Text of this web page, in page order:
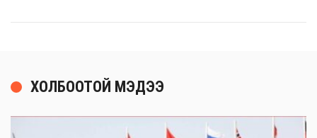
ХОЛБООТОЙ МЭДЭЭ